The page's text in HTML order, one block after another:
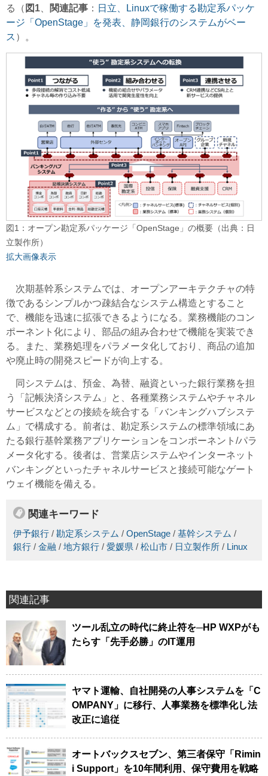
る（ 図1 関連記事 ： 日立、Linuxで稼働する勘定系パッケ
ージ「OpenStage」を発表、静岡銀行のシステムがベー
ス ）。
図1：オープン勘定系パッケージ「OpenStage」の概要（出典：日
立製作所）
拡大画像表示
次期基幹系システムでは、オープンアーキテクチャの特
徴であるシンプルかつ疎結合なシステム構造とすること
で、機能を迅速に拡張できるようになる。業務機能のコン
ポーネント化により、部品の組み合わせで機能を実装でき
る。また、業務処理をパラメータ化しており、商品の追加
や廃止時の開発スピードが向上する。
同システムは、預金、為替、融資といった銀行業務を担
う「記帳決済システム」と、各種業務システムやチャネル
サービスなどとの接続を統合する「バンキングハブシステ
ム」で構成する。前者は、勘定系システムの標準領域にあ
たる銀行基幹業務アプリケーションをコンポーネント/パラ
メータ化する。後者は、営業店システムやインターネット
バンキングといったチャネルサービスと接続可能なゲート
ウェイ機能を備える。
関連キーワード
伊予銀行 / 勘定系システム / OpenStage / 基幹システム /
銀行 / 金融 / 地方銀行 / 愛媛県 / 松山市 / 日立製作所 / Linux
関連記事
ツール乱立の時代に終止符を─HP WXPがも
たらす「先手必勝」のIT運用
ヤマト運輸、自社開発の人事システムを「C
OMPANY」に移行、人事業務を標準化し法
改正に追従
オートバックスセブン、第三者保守「Rimin
i Support」を10年間利用、保守費用を戦略